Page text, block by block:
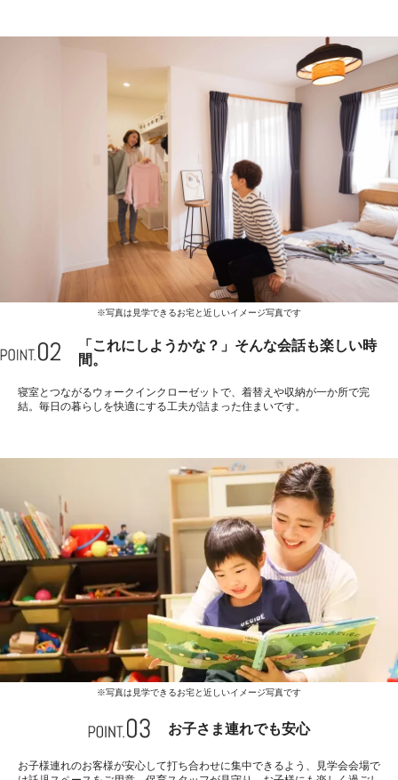
※写真は見学できるお宅と近しいイメージ写真です
「これにしようかな？」そんな会話も楽しい時
間。
寝室とつながるウォークインクローゼットで、着替えや収納が一か所で完
結。毎日の暮らしを快適にする工夫が詰まった住まいです。
※写真は見学できるお宅と近しいイメージ写真です
お子さま連れでも安心
お子様連れのお客様が安心して打ち合わせに集中できるよう、見学会会場で